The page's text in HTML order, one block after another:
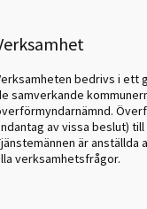
bedrivs i ett
samverkande
av vissa beslut)
är anställda
verksamhetsfrågor.